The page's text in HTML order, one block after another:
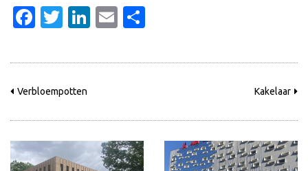
Facebook
Twitter
LinkedIn
Email
Verbloempotten Kakelaar